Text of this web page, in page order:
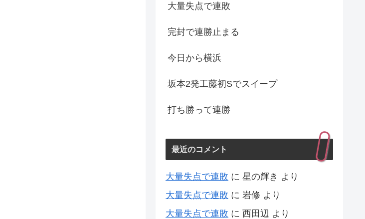
大量失点で連敗
完封で連勝止まる
今日から横浜
坂本2発工藤初Sでスイープ
打ち勝って連勝
最近のコメント
大量失点で連敗 に 星の輝き より
大量失点で連敗 に 岩修 より
大量失点で連敗 に 西田辺 より